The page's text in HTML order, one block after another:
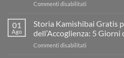
Commenti disabilitati
Kamishibai
01
Ago
Storia Kamishibai Gratis
dell’Accoglienza: 5
Commenti disabilitati